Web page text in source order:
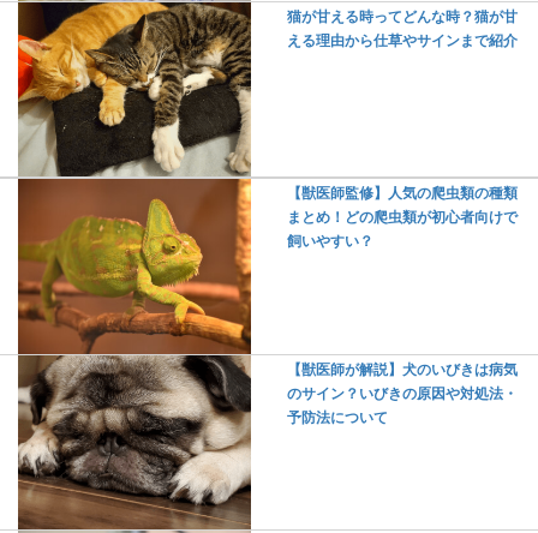
猫が甘える時ってどんな時？猫が甘
える理由から仕草やサインまで紹介
【獣医師監修】人気の爬虫類の種類
まとめ！どの爬虫類が初心者向けで
飼いやすい？
【獣医師が解説】犬のいびきは病気
のサイン？いびきの原因や対処法・
予防法について